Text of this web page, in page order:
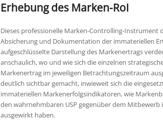
Erhebung des Marken-RoI
Dieses professionelle Marken-Controlling-Instrument
Absicherung und Dokumentation der immateriellen
aufgeschlüsselte Darstellung des Markenertrags
anschaulich, wo und wie sich die einzelnen
Markenertrag im jeweiligen Betrachtungszeitraum
deutlich sichtbar gemacht, inwieweit sich die
immateriellen Markenerfolgsindikatoren, wie
den wahrnehmbaren USP gegenüber dem
ausgewirkt haben.